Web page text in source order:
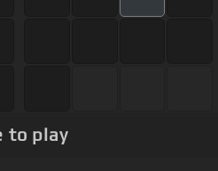
to play